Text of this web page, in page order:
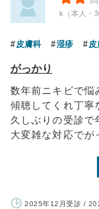
k（本人・
皮膚科 湿疹 皮
がっかり
数年前ニキビで悩
傾聴してくれ丁寧
久しぶりの受診で
大変雑な対応でが
2025年12月受診 /